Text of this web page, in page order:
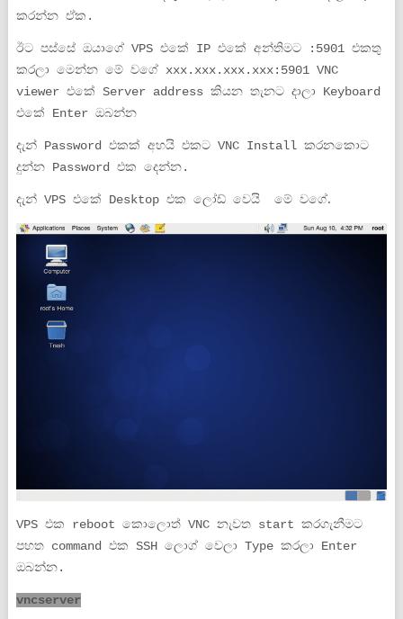
කරන්න ඒක.
ඊට පස්සේ ඔයාගේ VPS එකේ IP එකේ අන්තිමට :5901 එකතු
කරලා මෙන්න මේ වගේ xxx.xxx.xxx.xxx:5901 VNC
viewer එකේ Server address කියන තැනට දාලා Keyboard
එකේ Enter ඔබන්න
දැන් Password එකක් අහයි එකට VNC Install කරනකොට
දුන්න Password එක දෙන්න.
දැන් VPS එකේ Desktop එක ලෝඩ් වෙයි මේ වගේ.
VPS එක reboot කොලොත් VNC නැවත start කරගැනීමට
පහත command එක SSH ලොග් වෙලා Type කරලා Enter
ඔබන්න.
vncserver